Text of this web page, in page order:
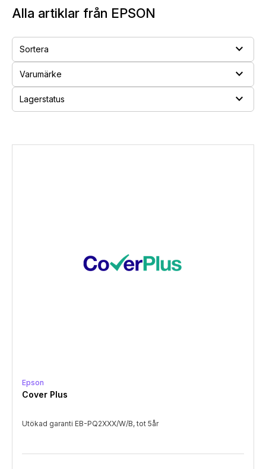
Alla artiklar från EPSON
Sortera expand_more
Varumärke expand_more
Lagerstatus expand_more
Epson
Cover Plus
Utökad garanti EB-PQ2XXX/W/B, tot 5år